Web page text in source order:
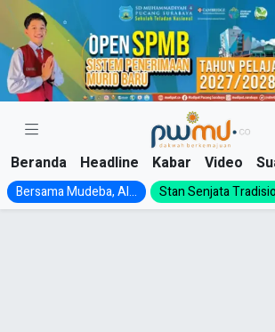
Skip
content
Beranda Headline Kabar Video
Bersama Mudeba, Al... Stan Senjata